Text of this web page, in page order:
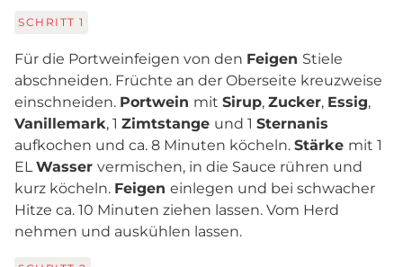
SCHRITT 1
Für die Portweinfeigen von den Feigen Stiele
abschneiden. Früchte an der Oberseite kreuzweise
einschneiden. Portwein mit Sirup, Zucker, Essig,
Vanillemark, 1 Zimtstange und 1 Sternanis
aufkochen und ca. 8 Minuten köcheln. Stärke mit 1
ELWasser vermischen, in die Sauce rühren und
kurz köcheln. Feigen einlegen und bei schwacher
Hitze ca. 10 Minuten ziehen lassen. Vom Herd
nehmen und auskühlen lassen.